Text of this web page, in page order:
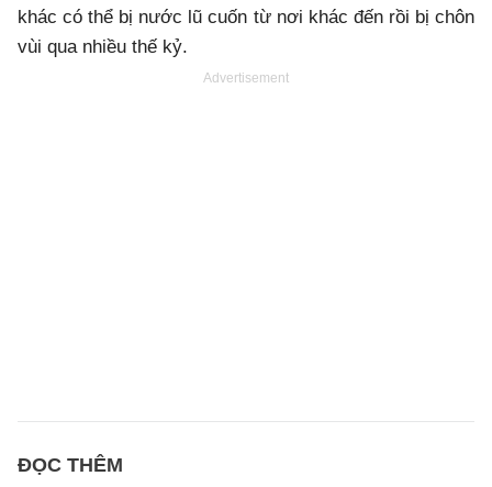
khác có thể bị nước lũ cuốn từ nơi khác đến rồi bị chôn
vùi qua nhiều thế kỷ.
Advertisement
ĐỌC THÊM